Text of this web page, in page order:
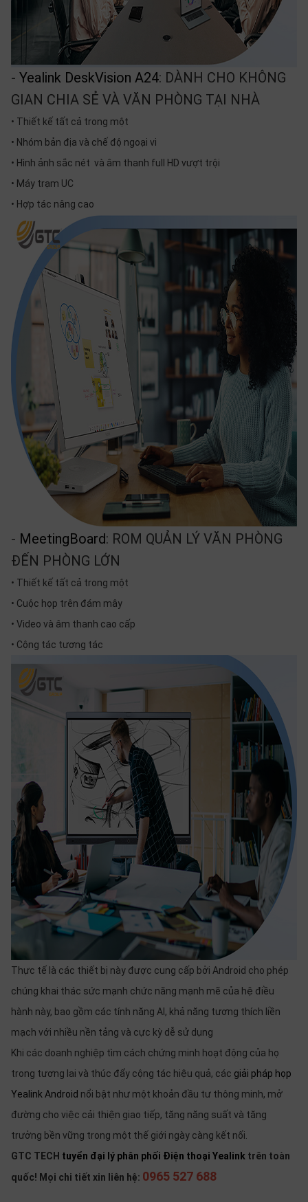
- Yealink DeskVision A24: DÀNH CHO KHÔNG
GIAN CHIA SẺ VÀ VĂN PHÒNG TẠI NHÀ
• Thiết kế tất cả trong một
• Nhóm bản địa và chế độ ngoại vi
• Hình ảnh sắc nét và âm thanh full HD vượt trội
• Máy trạm UC
• Hợp tác nâng cao
- MeetingBoard: ROM QUẢN LÝ VĂN PHÒNG
ĐẾN PHÒNG LỚN
• Thiết kế tất cả trong một
• Cuộc họp trên đám mây
• Video và âm thanh cao cấp
• Cộng tác tương tác
Thực tế là các thiết bị này được cung cấp bởi Android cho phép
chúng khai thác sức mạnh chức năng mạnh mẽ của hệ điều
hành này, bao gồm các tính năng AI, khả năng tương thích liền
mạch với nhiều nền tảng và cực kỳ dễ sử dụng
Khi các doanh nghiệp tìm cách chứng minh hoạt động của họ
trong tương lai và thúc đẩy cộng tác hiệu quả, các giải pháp họp
Yealink Android nổi bật như một khoản đầu tư thông minh, mở
đường cho việc cải thiện giao tiếp, tăng năng suất và tăng
trưởng bền vững trong một thế giới ngày càng kết nối.
GTC TECH tuyển đại lý phân phối Điện thoại Yealink trên toàn
quốc! Mọi chi tiết xin liên hệ: 0965 527 688